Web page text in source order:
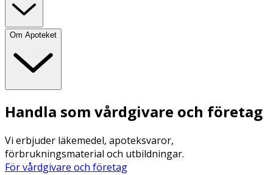
Om Apoteket
Handla som vårdgivare och företag
Vi erbjuder läkemedel, apoteksvaror,
förbrukningsmaterial och utbildningar.
För vårdgivare och företag